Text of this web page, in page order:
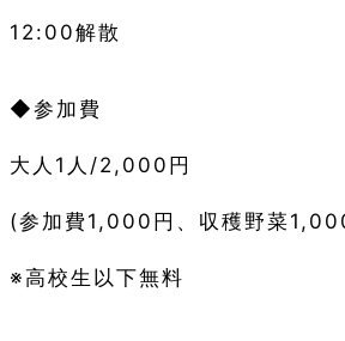
12:00解散
◆参加費
大人1人/2,000円
(参加費1,000円、収穫野菜
※高校生以下無料